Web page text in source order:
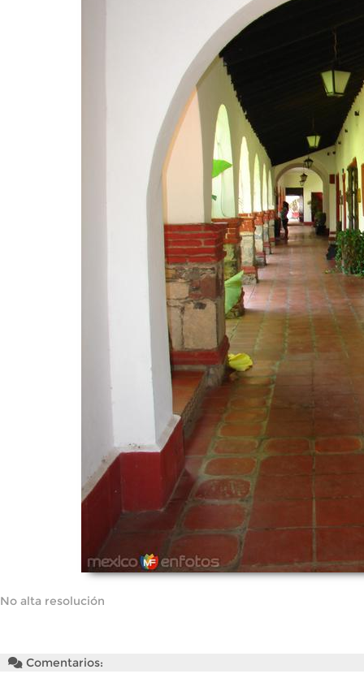
No alta resolución
Comentarios: